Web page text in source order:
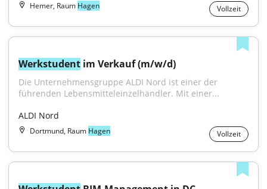
Hemer, Raum Hagen Vollzeit
Werkstudent im Verkauf (m/w/d)
Die Unternehmensgruppe ALDI Nord ist einer der
führenden Lebensmitteleinzelhändler. Mit einer...
ALDI Nord
Dortmund, Raum Hagen Vollzeit